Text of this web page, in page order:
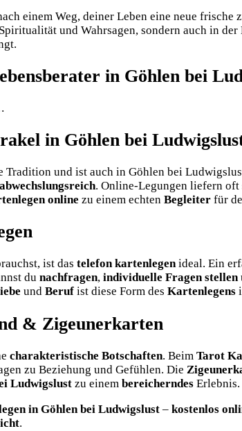
einem Weg, deiner Leben eine neue
und Wahrsagen, sondern auch in
in Göhlen bei
in Göhlen bei
Tradition und ist auch in Göhlen bei
abwechslungsreich. Online-Legungen liefern oft
online zu einem echten Begleiter für
ist das telefon kartenlegenideal. Ein
du nachfragen, individuelle Fragen stellen
und Beruf ist diese Form des Kartenlegens
& Zigeunerkarten
charakteristische Botschaften. Beim Tarot
zu Beziehung und Gefühlen. Die
Ludwigslust zu einem bereicherndes Erlebnis.
in Göhlen bei Ludwigslust – kostenlos
.